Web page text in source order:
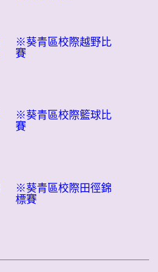
※葵青區校際越野比
賽
※葵青區校際籃球比
賽
※葵青區校際田徑錦
標賽